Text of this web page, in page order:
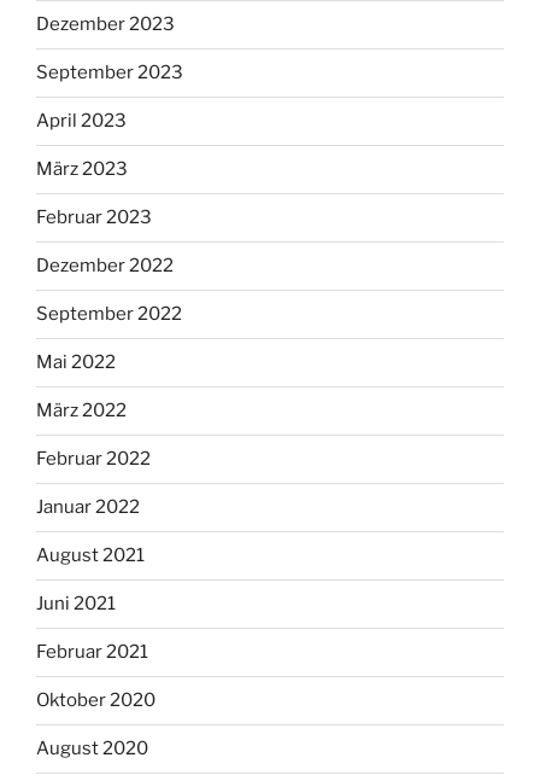
Dezember 2023
September 2023
April 2023
März 2023
Februar 2023
Dezember 2022
September 2022
Mai 2022
März 2022
Februar 2022
Januar 2022
August 2021
Juni 2021
Februar 2021
Oktober 2020
August 2020